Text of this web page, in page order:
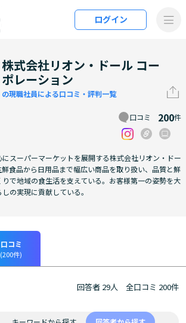
にスキップ
ログイン
株式会社リオン・ドール コー
ポレーション
の現職社員による口コミ・評判一覧
口コミ 200件
スーパーマーケットを展開する株式会社リオン・ドー
食品から日用品まで幅広い商品を取り扱い、品質と鮮
で地域の食生活を支えている。お客様第一の姿勢を大
の実現に貢献している。
口コミ
(200件)
回答者 29人 全口コミ 200件